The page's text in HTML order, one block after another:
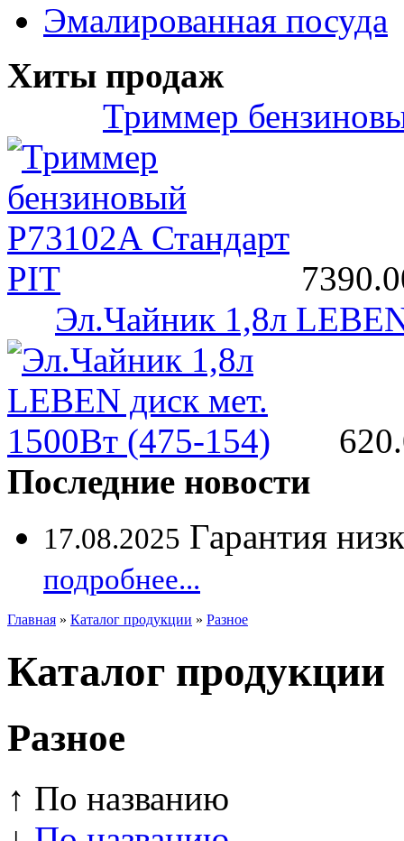
Эмалированная посуда
Хиты продаж
Триммер
Эл.Чайник 1,8л
Последние новости
17.08.2025 Гарантия
подробнее...
Главная » Каталог продукции » Разное
Каталог продукции
Разное
↑ По названию